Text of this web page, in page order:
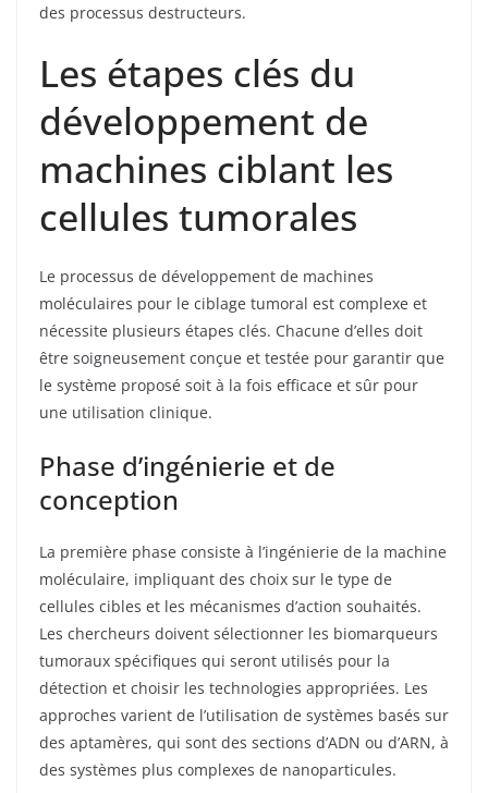
des processus destructeurs.
Les étapes clés du
développement de
machines ciblant les
cellules tumorales
Le processus de développement de machines
moléculaires pour le ciblage tumoral est complexe et
nécessite plusieurs étapes clés. Chacune d’elles doit
être soigneusement conçue et testée pour garantir que
le système proposé soit à la fois efficace et sûr pour
une utilisation clinique.
Phase d’ingénierie et de
conception
La première phase consiste à l’ingénierie de la machine
moléculaire, impliquant des choix sur le type de
cellules cibles et les mécanismes d’action souhaités.
Les chercheurs doivent sélectionner les biomarqueurs
tumoraux spécifiques qui seront utilisés pour la
détection et choisir les technologies appropriées. Les
approches varient de l’utilisation de systèmes basés sur
des aptamères, qui sont des sections d’ADN ou d’ARN, à
des systèmes plus complexes de nanoparticules.